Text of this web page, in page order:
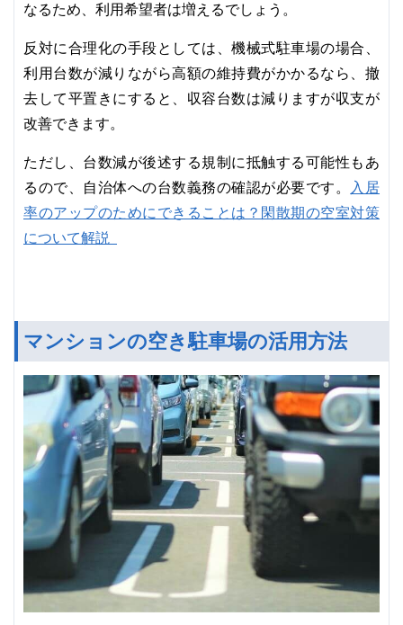
なるため、利用希望者は増えるでしょう。
反対に合理化の手段としては、機械式駐車場の場合、
利用台数が減りながら高額の維持費がかかるなら、撤
去して平置きにすると、収容台数は減りますが収支が
改善できます。
ただし、台数減が後述する規制に抵触する可能性もあ
るので、自治体への台数義務の確認が必要です。 入居
率のアップのためにできることは？閑散期の空室対策
について解説
マンションの空き駐車場の活用方法